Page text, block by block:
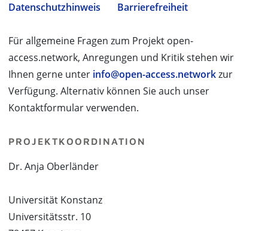
Datenschutzhinweis
Barrierefreiheit
Für allgemeine Fragen zum Projekt open-
access.network, Anregungen und Kritik stehen wir
Ihnen gerne unter info@open-access.networkzur
Verfügung. Alternativ können Sie auch unser
Kontaktformular verwenden.
PROJEKTKOORDINATION
Dr. Anja Oberländer
Universität Konstanz
Universitätsstr. 10